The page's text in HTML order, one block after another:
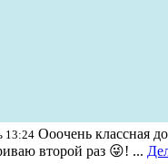
13:24 Ооочень классная
второй раз 😜! ...